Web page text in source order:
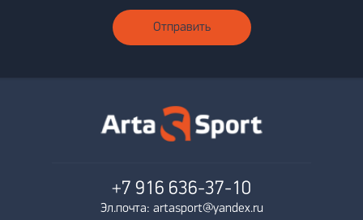
Отправить
+7 916 636-37-10
Эл.почта: artasport@yandex.ru